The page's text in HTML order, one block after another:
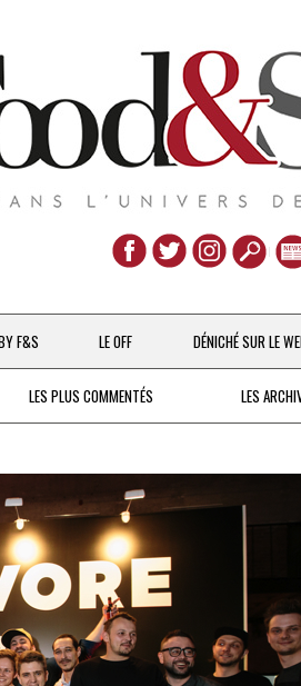
Aller
au
contenu
F&S
CHEFS & ACTUALITÉS
DESTIN DE FEMME
V…DE VOYAGE
LE OFF DÉNICHÉ SUR LE
LES PLUS COMMENTÉS LES